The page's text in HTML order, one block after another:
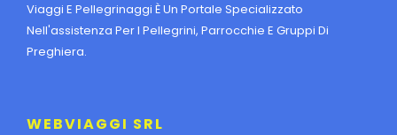
Viaggi E Pellegrinaggi È Un Portale Specializzato
Nell'assistenza Per I Pellegrini, Parrocchie E Gruppi Di
Preghiera.
WEBVIAGGI SRL